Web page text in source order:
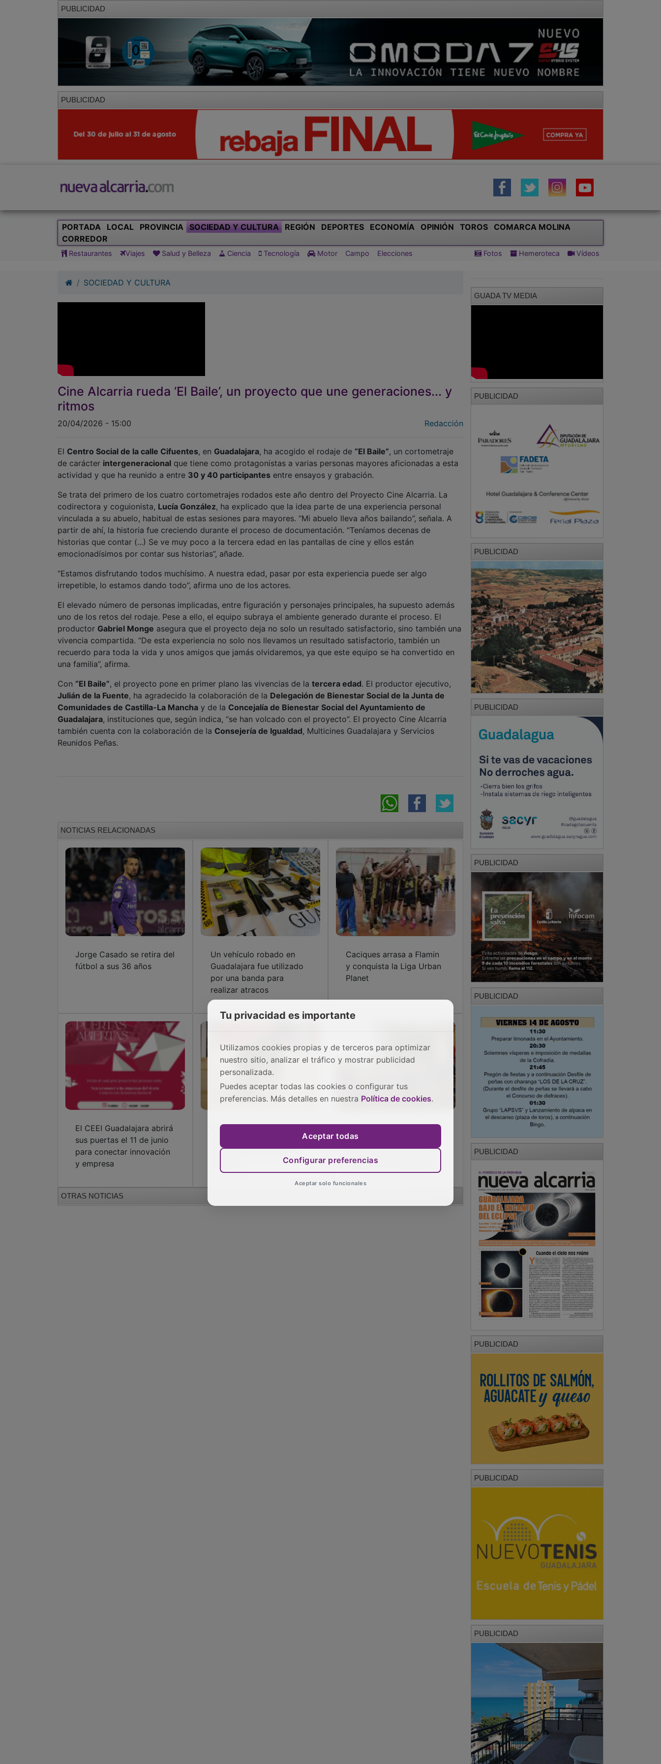
PUBLICIDAD
PUBLICIDAD
PORTADA LOCAL PROVINCIA SOCIEDAD Y CULTURA REGIÓN DEPORTES ECONOMÍA OPINIÓN TOROS
COMARCA MOLINA
CORREDOR
Restaurantes Viajes Salud y Belleza Ciencia Tecnología Motor Campo Elecciones Fotos Hemeroteca Vídeos
SOCIEDAD Y CULTURA
Cine Alcarria rueda ‘El Baile’, un proyecto que une generaciones... y
ritmos
20/04/2026 - 15:00 Redacción
El Centro Social de la calle Cifuentes, en Guadalajara, ha acogido el rodaje de “El Baile”, un cortometraje
de carácter intergeneracional que tiene como protagonistas a varias personas mayores aficionadas a esta
actividad y que ha reunido a entre 30 y 40 participantes entre ensayos y grabación.
Se trata del primero de los cuatro cortometrajes rodados este año dentro del Proyecto Cine Alcarria. La
codirectora y coguionista, Lucía González, ha explicado que la idea parte de una experiencia personal
vinculada a su abuelo, habitual de estas sesiones para mayores. “Mi abuelo lleva años bailando”, señala. A
partir de ahí, la historia fue creciendo durante el proceso de documentación. “Teníamos decenas de
historias que contar (...) Se ve muy poco a la tercera edad en las pantallas de cine y ellos están
emocionadísimos por contar sus historias”, añade.
“Estamos disfrutando todos muchísimo. A nuestra edad, pasar por esta experiencia puede ser algo
irrepetible, lo estamos dando todo”, afirma uno de los actores.
El elevado número de personas implicadas, entre figuración y personajes principales, ha supuesto además
uno de los retos del rodaje. Pese a ello, el equipo subraya el ambiente generado durante el proceso. El
productor Gabriel Monge asegura que el proyecto deja no solo un resultado satisfactorio, sino también una
vivencia compartida. “De esta experiencia no solo nos llevamos un resultado satisfactorio, también un
recuerdo para toda la vida y unos amigos que jamás olvidaremos, ya que este equipo se ha convertido en
una familia”, afirma.
Con “El Baile”, el proyecto pone en primer plano las vivencias de la tercera edad. El productor ejecutivo,
Julián de la Fuente, ha agradecido la colaboración de la Delegación de Bienestar Social de la Junta de
Comunidades de Castilla-La Mancha y de la Concejalía de Bienestar Social del Ayuntamiento de
Guadalajara, instituciones que, según indica, “se han volcado con el proyecto”. El proyecto Cine Alcarria
también cuenta con la colaboración de la Consejería de Igualdad, Multicines Guadalajara y Servicios
Reunidos Peñas.
NOTICIAS RELACIONADAS
Jorge Casado se retira del
fútbol a sus 36 años
Un vehículo robado en
Guadalajara fue utilizado
por una banda para
realizar atracos
Caciques arrasa a Flamin
y conquista la Liga Urban
Planet
El CEEI Guadalajara abrirá
sus puertas el 11 de junio
para conectar innovación
y empresa
Fontanar vuelve a marcar
taurina en la provincia
El PP propone ayudas de
la Diputación para los
festejos taurinos en los
pueblos de Guadalajara
OTRAS NOTICIAS
GUADA TV MEDIA
PUBLICIDAD
PUBLICIDAD
PUBLICIDAD
PUBLICIDAD
PUBLICIDAD
PUBLICIDAD
PUBLICIDAD
PUBLICIDAD
PUBLICIDAD
Tu privacidad es importante
Utilizamos cookies propias y de terceros para optimizar
nuestro sitio, analizar el tráfico y mostrar publicidad
personalizada.
Puedes aceptar todas las cookies o configurar tus
preferencias. Más detalles en nuestra Política de cookies.
Aceptar todas
Configurar preferencias
Aceptar solo funcionales